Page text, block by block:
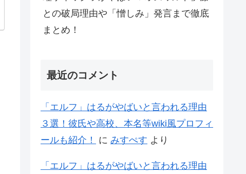
との破局理由や「憎しみ」発言まで徹底
まとめ！
最近のコメント
「エルフ」はるがやばいと言われる理由
３選！彼氏や高校、本名等wiki風プロフィ
ールも紹介！
に みすぺす より
「エルフ」はるがやばいと言われる理由